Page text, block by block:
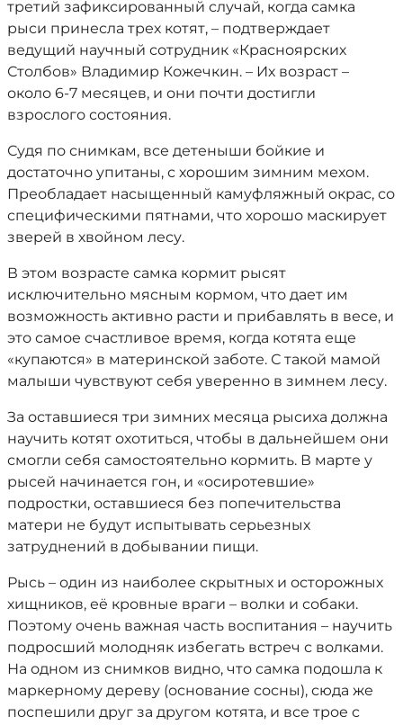
третий зафиксированный случай, когда самка
рыси принесла трех котят, – подтверждает
ведущий научный сотрудник «Красноярских
Столбов» Владимир Кожечкин. – Их возраст –
около 6-7 месяцев, и они почти достигли
взрослого состояния.
Судя по снимкам, все детеныши бойкие и
достаточно упитаны, с хорошим зимним мехом.
Преобладает насыщенный камуфляжный окрас, со
специфическими пятнами, что хорошо маскирует
зверей в хвойном лесу.
В этом возрасте самка кормит рысят
исключительно мясным кормом, что дает им
возможность активно расти и прибавлять в весе, и
это самое счастливое время, когда котята еще
«купаются» в материнской заботе. С такой мамой
малыши чувствуют себя уверенно в зимнем лесу.
За оставшиеся три зимних месяца рысиха должна
научить котят охотиться, чтобы в дальнейшем они
смогли себя самостоятельно кормить. В марте у
рысей начинается гон, и «осиротевшие»
подростки, оставшиеся без попечительства
матери не будут испытывать серьезных
затруднений в добывании пищи.
Рысь – один из наиболее скрытных и осторожных
хищников, её кровные враги – волки и собаки.
Поэтому очень важная часть воспитания – научить
подросший молодняк избегать встреч с волками.
На одном из снимков видно, что самка подошла к
маркерному дереву (основание сосны), сюда же
поспешили друг за другом котята, и все трое с